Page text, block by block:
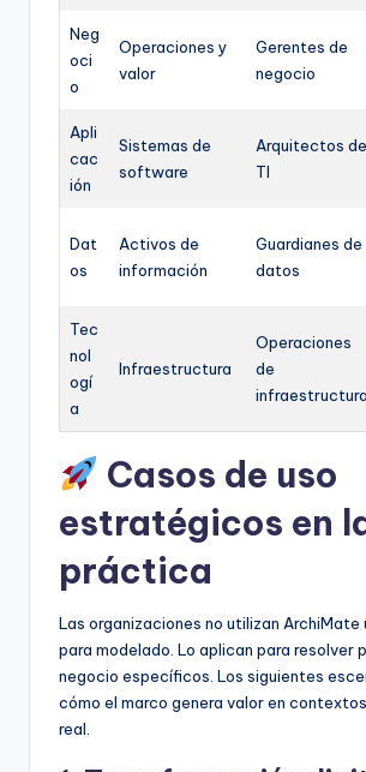
Neg
oci
o
Operaciones y
valor
Gerentes de
negocio
Apli
cac
ión
Sistemas de
software
Arquitectos de
TI
Dat
os
Activos de
información
Guardianes de
datos
Tec
nol
ogí
a
Infraestructura
Operaciones
de
infraestructura
Casos de uso
estratégicos en
práctica
Las organizaciones no utilizan ArchiMate
para modelado. Lo aplican para resolver
negocio específicos. Los siguientes
cómo el marco genera valor en
real.